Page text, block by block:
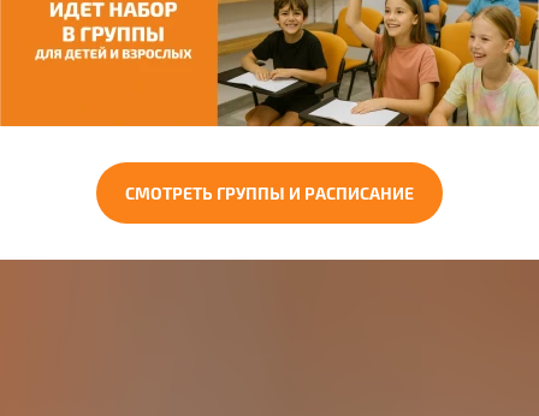
СМОТРЕТЬ ГРУППЫ И РАСПИСАНИЕ